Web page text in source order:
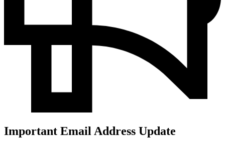
Important Email Address Update​​​​‌ ‍ ​‍​‍‌‍ ‌ ​‍‌‍‍‌‌‍‌ ‌‍‍‌‌‍ ‍​‍​‍​ ‍‍​‍​‍‌ ​ ‌‍​‌‌‍ ‍‌‍‍‌‌ ‌​‌ ‍‌​‍ ‍‌‍‍‌‌‍ ​‍​‍​‍ ​​‍​‍‌‍‍​‌ ​‍‌‍‌‌‌‍‌‍​‍​‍​ ‍‍​‍​‍‌‍‍​‌ ‌​‌ ‌​‌ ​​​ ‍‍​‍ ​‍ ‌‍ ​‌‍ ‌‍​ ‌‍​‌‌‍ ​‌‍‍​‌‍ ‌ ​ ‌ ‌​​ ‍‍​ ​ ​ ​ ​ ​ ​ ​ ​‍ ‌‍‍‌‌‍ ‍‌ ‌​‌‍‌‌‌‍ ‍‌ ‌​​‍ ‌‍‌‌‌‍‌​‌‍‍‌‌ ‌​​‍ ‌‍ ‌‌‍ ‌‍‌​‌‍‌‌​ ‌‌ ​​‌ ​‍‌‍‌‌‌ ​ ‌‍‌‌‌‍ ‍‌ ‌​‌‍​‌‌ ‌​‌‍‍‌‌‍ ‌‍ ‍​ ‍ ‌‍‍‌‌‍‌​​ ‌‌‍‍​‌‍ ‌‍ ‌‌‍‌‌‌ ​​‌‍​‌‌‍‌ ‌‍‌‌​ ‍ ‌ ‌​‌ ‍‌‌ ​​‌‍‌‌​ ‌‌‍‍​‌‍ ‌‍ ‌‌‍‌‌‌ ​​‌‍​‌‌‍‌ ‌‍‌‌​ ‍ ‌ ​​‌‍​‌‌ ‌​‌‍‍​​ ‌‌‍ ‍‌‍‌‌‌ ‌ ‌‌​​‌ ​‍‌‍ ‌‍‌ ‌ ​‍‌‍​‌‌‍ ‌​‍ ‍‌‍‍​‌‍‌‌‌‍​‌‌‍‌​‌‍‍‌‌‍ ‍‌‍‌ ​ ‌‍​‍‌‍​‌‌ ​ ‌‍‌‌‌‌‌‌‌ ​‍‌‍ ​​ ‌‌‍‍​‌ ‌​‌ ‌​‌ ​​​‍‌‌​ ​ ‌​​‌​‍‌‌​ ​‍‌​‌‍​‍‌‌​ ​‍‌​‌‍‌‍ ​‌‍ ‌‍​ ‌‍​‌‌‍ ​‌‍‍​‌‍ ‌ ​ ‌ ‌​​‍‌‌​ ​ ‌​​‌​ ​ ​ ​ ​ ​ ​ ​ ​‍‌‍‌‍‍‌‌‍‌​​ ‌‌‍‍​‌‍ ‌‍ ‌‌‍‌‌‌ ​​‌‍​‌‌‍‌ ‌‍‌‌​‍‌‍‌ ‌​‌ ‍‌‌ ​​‌‍‌‌​ ‌‌‍‍​‌‍ ‌‍ ‌‌‍‌‌‌ ​​‌‍​‌‌‍‌ ‌‍‌‌​‍‌‍‌ ​​‌‍​‌‌ ‌​‌‍‍​​ ‌‌‍ ‍‌‍‌‌‌ ‌ ‌‌​​‌ ​‍‌‍ ‌‍‌ ‌ ​‍‌‍​‌‌‍ ‌​‍ ‍‌‍‍​‌‍‌‌‌‍​‌‌‍‌​‌‍‍‌‌‍ ‍‌‍‌ ​‍‌‍‌ ​​‌‍‌‌‌ ​‍‌ ​ ‌ ​​‌‍‌‌‌‍​ ‌ ‌​‌‍‍‌‌ ‌‍‌‍‌‌​ ‌‌ ​​‌ ‌‌‌‍​‍‌‍ ​‌‍‍‌‌ ​ ‌‍‍​‌‍‌‌‌‍‌​​‍​‍‌ ‌